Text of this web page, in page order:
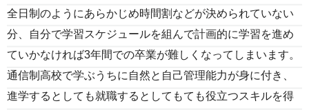
全日制のようにあらかじめ時間割などが決められていない
分、自分で学習スケジュールを組んで計画的に学習を進め
ていかなければ3年間での卒業が難しくなってしまいます。
通信制高校で学ぶうちに自然と自己管理能力が身に付き、
進学するとしても就職するとしてもても役立つスキルを得